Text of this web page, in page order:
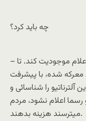
چه باید کرد؟
– باید آلترناتیو (جایگزین رژیم) از هم اکنون اعلام موجودیت کند. تا
معرکه شده، با پیشرفت
آلترناتیو را شناسائی و
رسما اعلام نشود، مردم
میترسند هزینه بدهند.